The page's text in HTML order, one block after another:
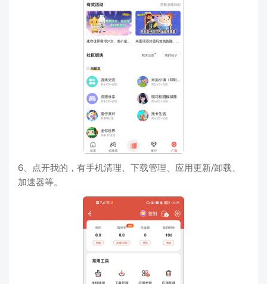
6、点开我的，有手机清理、下载管理、应用更新/卸载、
加速器等。